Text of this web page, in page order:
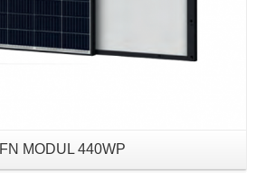
FN MODUL 440WP